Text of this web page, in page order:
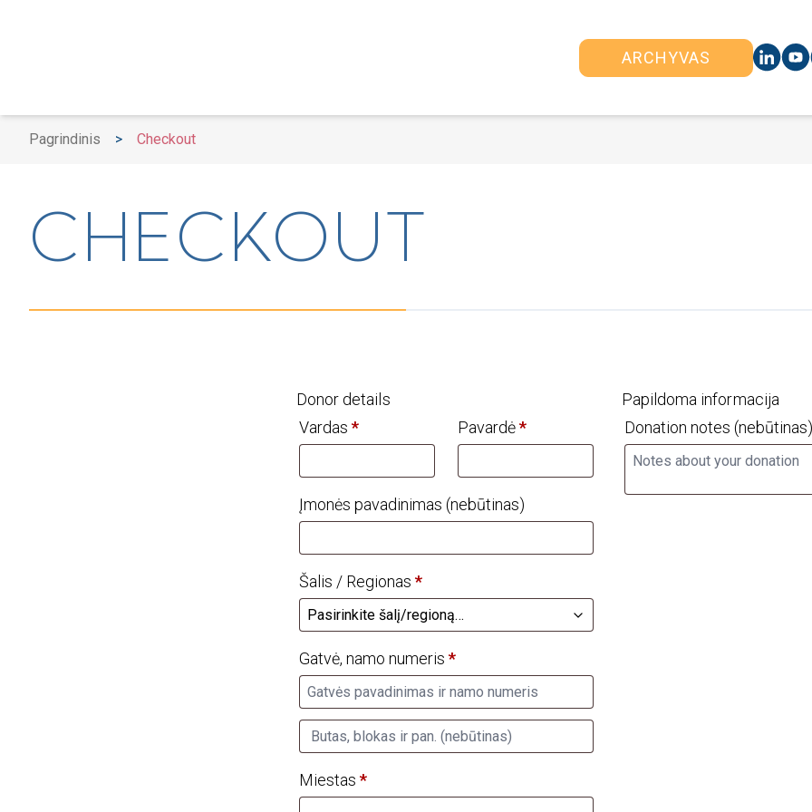
ARCHYVAS
Pagrindinis > Checkout
CHECKOUT
Donor details
Vardas * Pavardė*
Įmonės pavadinimas (nebūtinas)
Šalis / Regionas *
Gatvė, namo numeris *
Butas,
ir
Miestas *
Papildoma informacija
Donation notes (nebūtinas)